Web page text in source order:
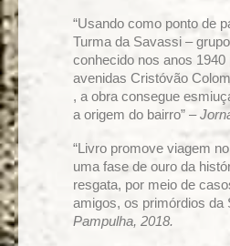
“Usando como ponto de
Turma da Savassi –
conhecido nos anos
avenidas Cristóvão
, a obra consegue
a origem do bairro” –
“Livro promove viagem
uma fase de ouro da
resgata, por meio de
amigos, os primórdios da
Pampulha, 2018.